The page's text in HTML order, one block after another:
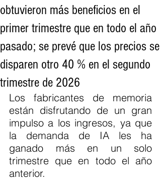
obtuvieron más beneficios en el
primer trimestre que en todo el año
pasado; se prevé que los precios se
disparen otro 40 % en el segundo
trimestre de 2026
Los fabricantes de memoria
están disfrutando de un gran
impulso a los ingresos, ya que
la demanda de IA les ha
ganado más en un solo
trimestre que en todo el año
anterior.